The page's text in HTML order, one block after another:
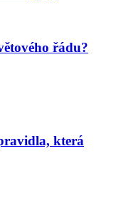
řádu?
která